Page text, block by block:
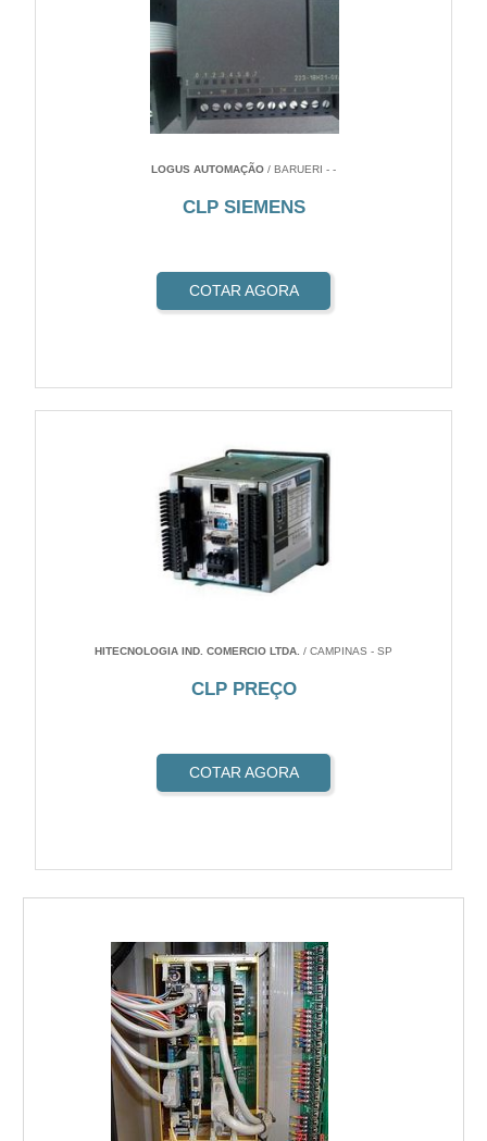
LOGUS AUTOMAÇÃO / BARUERI - -
CLP SIEMENS
COTAR AGORA
HITECNOLOGIA IND. COMERCIO LTDA. / CAMPINAS - SP
CLP PREÇO
COTAR AGORA